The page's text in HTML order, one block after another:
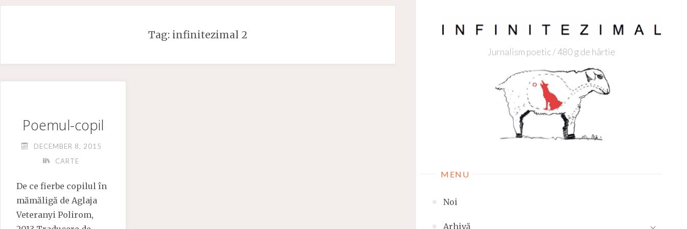
Skip
Jurnalism poetic / 480 g de hârtie
MENU
Noi
Arhivă
Tag: infinitezimal 2
Poemul-copil
DECEMBER 8, 2015
CARTE
De ce fierbe copilul în
mămăligă de Aglaja
Veteranyi Polirom,